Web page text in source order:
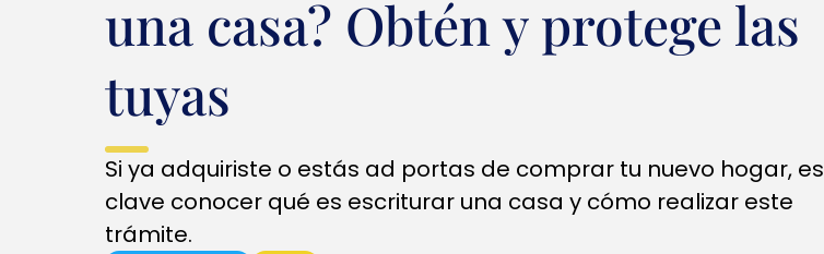
Banca por internet y
Crédito hipotecario
Créditos y
una casa? Obtén y protege las
tuyas
Si ya adquiriste o estás ad portas de comprar tu nuevo hogar, es
clave conocer qué es escriturar una casa y cómo realizar este
trámite.